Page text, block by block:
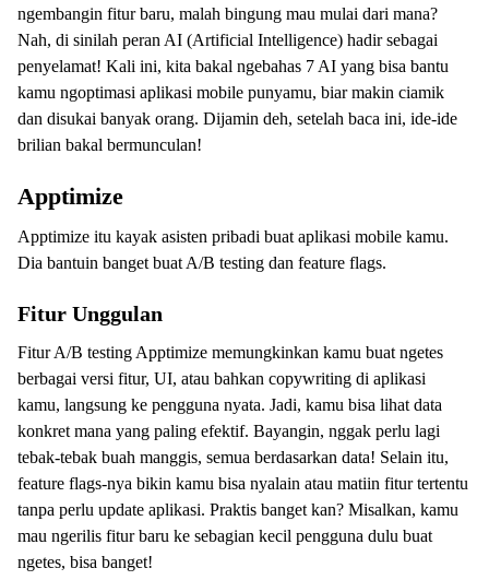
ngembangin fitur baru, malah bingung mau mulai dari mana?
Nah, di sinilah peran AI (Artificial Intelligence) hadir sebagai
penyelamat! Kali ini, kita bakal ngebahas 7 AI yang bisa bantu
kamu ngoptimasi aplikasi mobile punyamu, biar makin ciamik
dan disukai banyak orang. Dijamin deh, setelah baca ini, ide-ide
brilian bakal bermunculan!
Apptimize
Apptimize itu kayak asisten pribadi buat aplikasi mobile kamu.
Dia bantuin banget buat A/B testing dan feature flags.
Fitur Unggulan
Fitur A/B testing Apptimize memungkinkan kamu buat ngetes
berbagai versi fitur, UI, atau bahkan copywriting di aplikasi
kamu, langsung ke pengguna nyata. Jadi, kamu bisa lihat data
konkret mana yang paling efektif. Bayangin, nggak perlu lagi
tebak-tebak buah manggis, semua berdasarkan data! Selain itu,
feature flags-nya bikin kamu bisa nyalain atau matiin fitur tertentu
tanpa perlu update aplikasi. Praktis banget kan? Misalkan, kamu
mau ngerilis fitur baru ke sebagian kecil pengguna dulu buat
ngetes, bisa banget!